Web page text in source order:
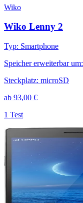
Wiko
Wiko Lenny 2
Typ: Smartphone
Speicher erweiterbar um:
Steckplatz: microSD
ab 93,00 €
1 Test